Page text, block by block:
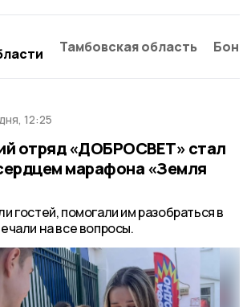
Тамбовская область
12:25
отряд «ДОБРОСВЕТ» стал
марафона «Земля
гостей, помогали им разобраться в
на все вопросы.